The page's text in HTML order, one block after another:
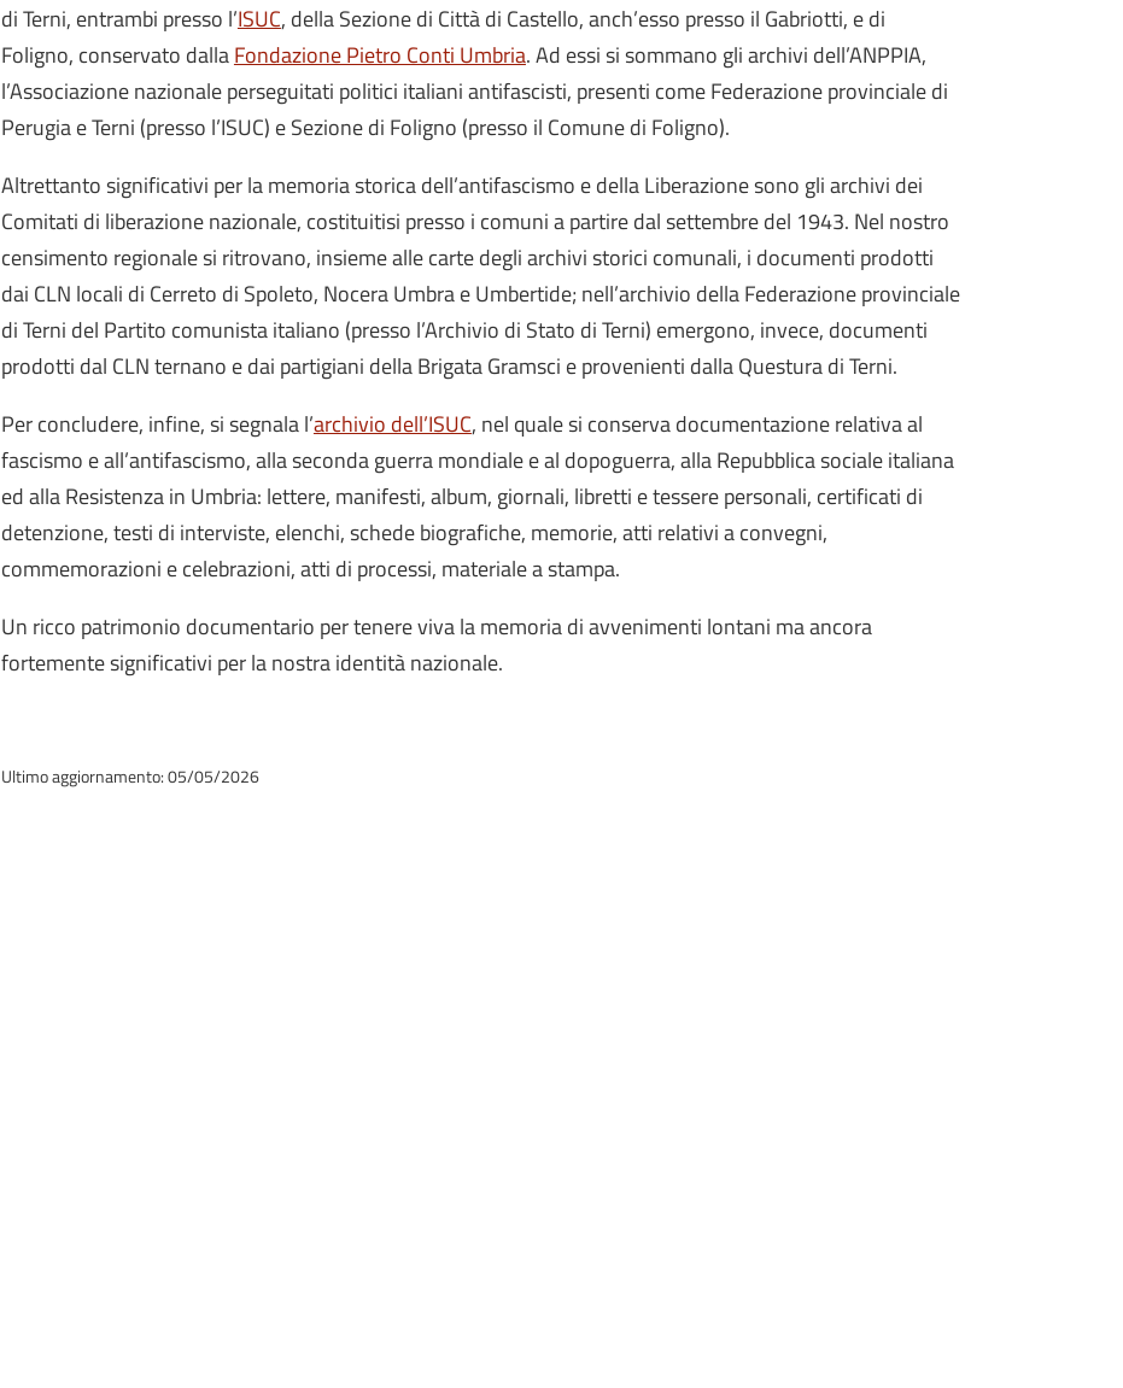
di Terni, entrambi presso l’ISUC, della Sezione di Città di Castello, anch’esso presso il Gabriotti, e di
Foligno, conservato dallaFondazione Pietro Conti Umbria. Ad essi si sommano gli archivi dell’ANPPIA,
l’Associazione nazionale perseguitati politici italiani antifascisti, presenti come Federazione provinciale di
Perugia e Terni (presso l’ISUC) e Sezione di Foligno (presso il Comune di Foligno).
Altrettanto significativi per la memoria storica dell’antifascismo e della Liberazione sono gli archivi dei
Comitati di liberazione nazionale, costituitisi presso i comuni a partire dal settembre del 1943. Nel nostro
censimento regionale si ritrovano, insieme alle carte degli archivi storici comunali, i documenti prodotti
dai CLN locali di Cerreto di Spoleto, Nocera Umbra e Umbertide; nell’archivio della Federazione provinciale
di Terni del Partito comunista italiano (presso l’Archivio di Stato di Terni) emergono, invece, documenti
prodotti dal CLN ternano e dai partigiani della Brigata Gramsci e provenienti dalla Questura di Terni.
Per concludere, infine, si segnala l’archivio dell’ISUC, nel quale si conserva documentazione relativa al
fascismo e all’antifascismo, alla seconda guerra mondiale e al dopoguerra, alla Repubblica sociale italiana
ed alla Resistenza in Umbria: lettere, manifesti, album, giornali, libretti e tessere personali, certificati di
detenzione, testi di interviste, elenchi, schede biografiche, memorie, atti relativi a convegni,
commemorazioni e celebrazioni, atti di processi, materiale a stampa.
Un ricco patrimonio documentario per tenere viva la memoria di avvenimenti lontani ma ancora
fortemente significativi per la nostra identità nazionale.
Ultimo aggiornamento: 05/05/2026